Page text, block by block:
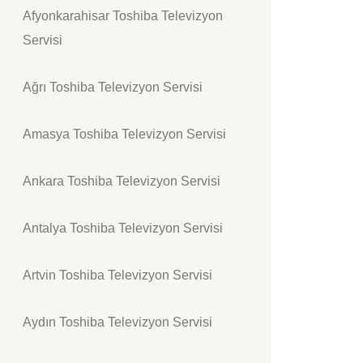
Afyonkarahisar Toshiba Televizyon
Servisi
Ağrı Toshiba Televizyon Servisi
Amasya Toshiba Televizyon Servisi
Ankara Toshiba Televizyon Servisi
Antalya Toshiba Televizyon Servisi
Artvin Toshiba Televizyon Servisi
Aydın Toshiba Televizyon Servisi